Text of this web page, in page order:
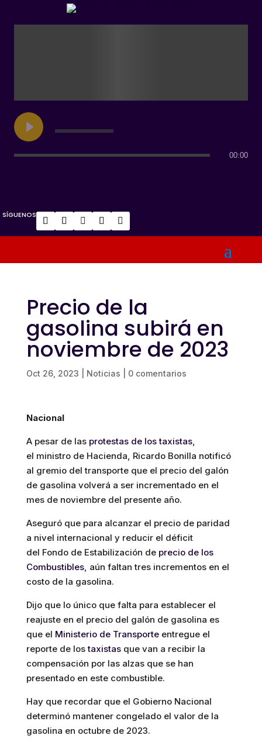
00:00
SÍGUENOS
Precio de la
gasolina subirá en
noviembre de 2023
Oct 26, 2023 Noticias 0 comentarios
Nacional
A pesar de lasprotestas de los taxistas,
el ministro de Hacienda, Ricardo Bonilla notificó
al gremio del transporte que el precio del galón
de gasolina volverá a ser incrementado en el
mes de noviembre del presente año.
Aseguró que para alcanzar el precio de paridad
a nivel internacional y reducir el déficit
del Fondo de Estabilización de precio de los
Combustibles, aún faltan tres incrementos en el
costo de la gasolina.
Dijo que lo único que falta para establecer el
reajuste en el precio del galón de gasolina es
que el Ministerio de Transporte entregue el
reporte de lostaxistasque van a recibir la
compensación por las alzas que se han
presentado en este combustible.
Hay que recordar que el Gobierno Nacional
determinó mantener congelado el valor de la
gasolina en octubre de 2023.